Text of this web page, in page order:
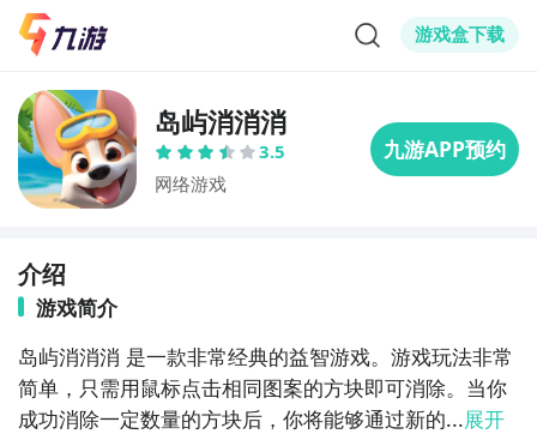
游戏盒下载
岛屿消消消
3.5
网络游戏
介绍
游戏简介
岛屿消消消 是一款非常经典的益智游戏。游戏玩法非常
简单，只需用鼠标点击相同图案的方块即可消除。当你
成功消除一定数量的方块后，你将能够通过新的...展开